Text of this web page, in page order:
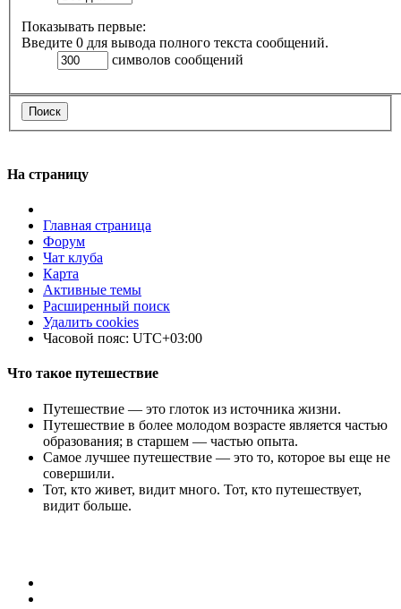
Показывать первые:
Введите 0 для вывода полного текста сообщений.
символов сообщений
На страницу
Главная страница
Форум
Чат клуба
Карта
Активные темы
Расширенный поиск
Удалить cookies
Часовой пояс: UTC+03:00
Что такое путешествие
Путешествие — это глоток из источника жизни.
Путешествие в более молодом возрасте является частью
образования; в старшем — частью опыта.
Самое лучшее путешествие — это то, которое вы еще не
совершили.
Тот, кто живет, видит много. Тот, кто путешествует,
видит больше.